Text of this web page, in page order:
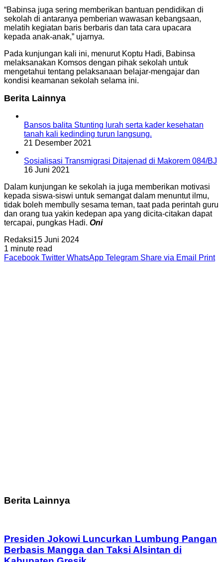
“Babinsa juga sering memberikan bantuan pendidikan di
sekolah di antaranya pemberian wawasan kebangsaan,
melatih kegiatan baris berbaris dan tata cara upacara
kepada anak-anak,” ujarnya.
Pada kunjungan kali ini, menurut Koptu Hadi, Babinsa
melaksanakan Komsos dengan pihak sekolah untuk
mengetahui tentang pelaksanaan belajar-mengajar dan
kondisi keamanan sekolah selama ini.
Berita Lainnya
Bansos balita Stunting lurah serta kader kesehatan
tanah kali kedinding turun langsung.
21 Desember 2021
Sosialisasi Transmigrasi Ditajenad di Makorem 084/BJ
16 Juni 2021
Dalam kunjungan ke sekolah ia juga memberikan motivasi
kepada siswa-siswi untuk semangat dalam menuntut ilmu,
tidak boleh membully sesama teman, taat pada perintah guru
dan orang tua yakin kedepan apa yang dicita-citakan dapat
tercapai, pungkas Hadi. Oni
Redaksi15 Juni 2024
1 minute read
Facebook Twitter WhatsApp Telegram Share via Email Print
Berita Lainnya
Presiden Jokowi Luncurkan Lumbung Pangan
Berbasis Mangga dan Taksi Alsintan di